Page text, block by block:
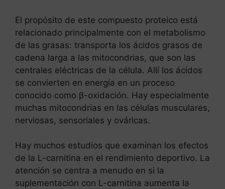
El propósito de este compuesto proteico está
relacionado principalmente con el metabolismo
de las grasas: transporta los ácidos grasos de
cadena larga a las mitocondrias, que son las
centrales eléctricas de la célula. Allí los ácidos
se convierten en energía en un proceso
conocido como β-oxidación. Hay especialmente
muchas mitocondrias en las células musculares,
nerviosas, sensoriales y ováricas.
Hay muchos estudios que examinan los efectos
de la L-carnitina en el rendimiento deportivo. La
atención se centra a menudo en si la
suplementación con L-carnitina aumenta la